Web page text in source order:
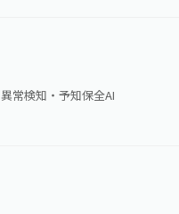
異常検知・予知保全AI